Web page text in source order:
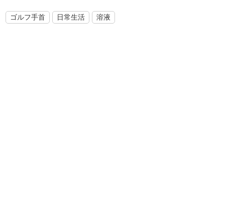
ゴルフ手首 日常生活 溶液